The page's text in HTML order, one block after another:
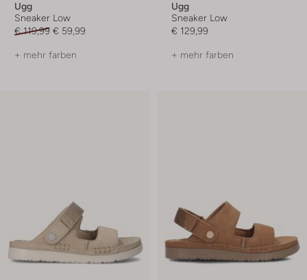
Ugg
Sneaker Low
€ 119,99 € 59,99
+ mehr farben
Ugg
Sneaker Low
€ 129,99
+ mehr farben